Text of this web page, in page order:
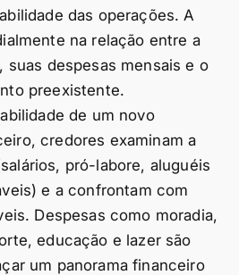
das operações. A
na relação entre a
suas despesas mensais e o
preexistente.
de um novo
credores examinam a
pró-labore, aluguéis
e a confrontam com
Despesas como moradia,
educação e lazer são
um panorama financeiro